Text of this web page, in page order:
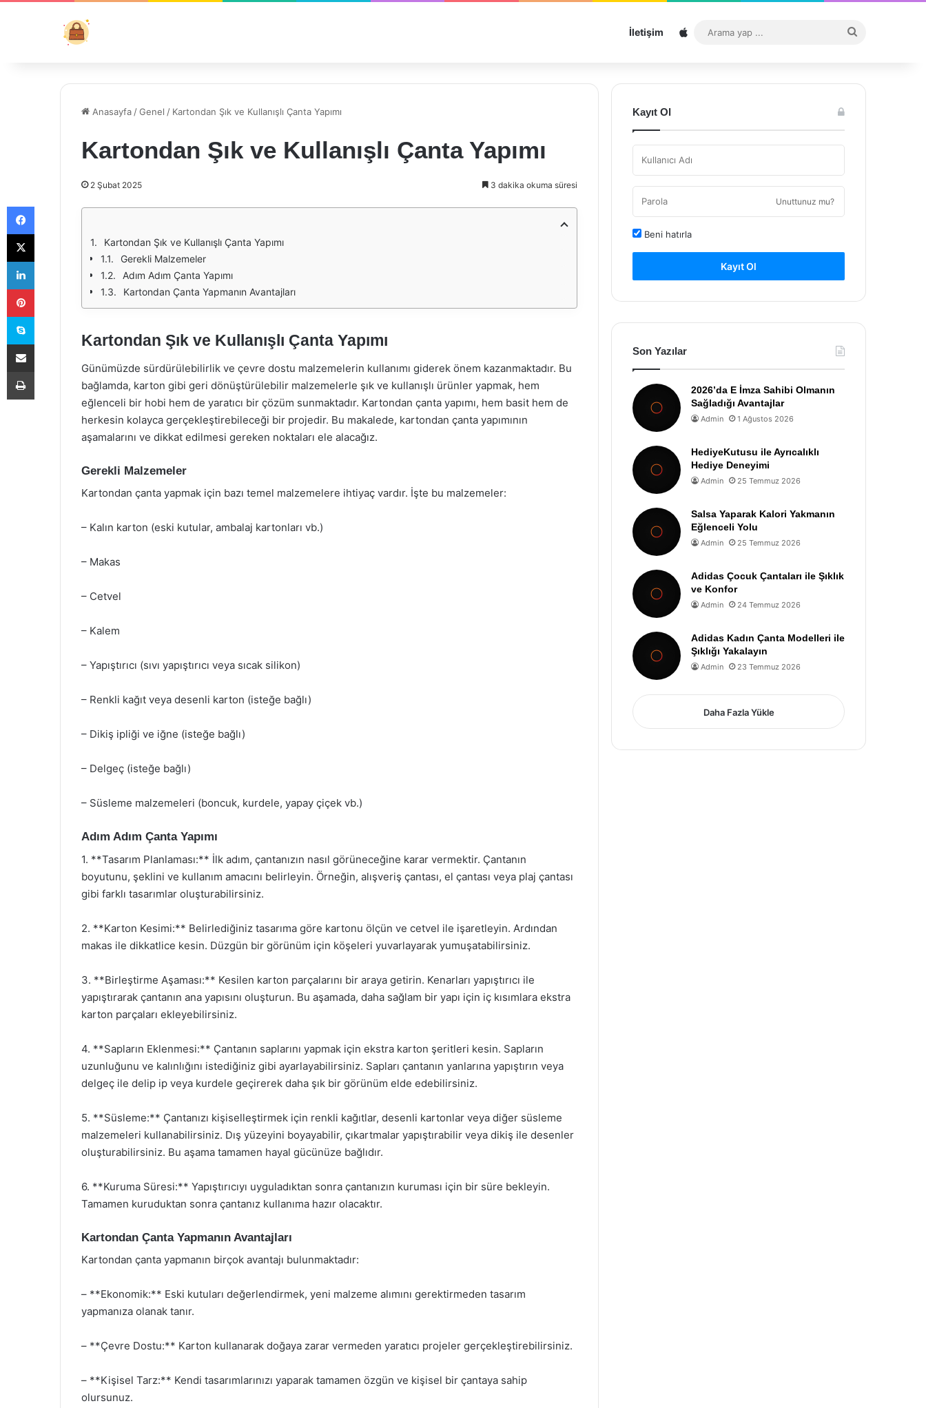
İletişim Sitemap
...
Anasayfa /Genel / Kartondan Şık ve Kullanışlı Çanta Yapımı
Kartondan Şık ve Kullanışlı Çanta Yapımı
2 Şubat 2025 3 dakika okuma süresi
Kartondan Şık ve Kullanışlı Çanta Yapımı
Gerekli Malzemeler
Adım Adım Çanta Yapımı
Kartondan Çanta Yapmanın Avantajları
Kartondan Şık ve Kullanışlı Çanta Yapımı
Günümüzde sürdürülebilirlik ve çevre dostu malzemelerin kullanımı giderek önem kazanmaktadır. Bu
bağlamda, karton gibi geri dönüştürülebilir malzemelerle şık ve kullanışlı ürünler yapmak, hem
eğlenceli bir hobi hem de yaratıcı bir çözüm sunmaktadır. Kartondan çanta yapımı, hem basit hem de
herkesin kolayca gerçekleştirebileceği bir projedir. Bu makalede, kartondan çanta yapımının
aşamalarını ve dikkat edilmesi gereken noktaları ele alacağız.
Gerekli Malzemeler
Kartondan çanta yapmak için bazı temel malzemelere ihtiyaç vardır. İşte bu malzemeler:
– Kalın karton (eski kutular, ambalaj kartonları vb.)
– Makas
– Cetvel
– Kalem
– Yapıştırıcı (sıvı yapıştırıcı veya sıcak silikon)
– Renkli kağıt veya desenli karton (isteğe bağlı)
– Dikiş ipliği ve iğne (isteğe bağlı)
– Delgeç (isteğe bağlı)
– Süsleme malzemeleri (boncuk, kurdele, yapay çiçek vb.)
Adım Adım Çanta Yapımı
1. **Tasarım Planlaması:** İlk adım, çantanızın nasıl görüneceğine karar vermektir. Çantanın
boyutunu, şeklini ve kullanım amacını belirleyin. Örneğin, alışveriş çantası, el çantası veya plaj çantası
gibi farklı tasarımlar oluşturabilirsiniz.
2. **Karton Kesimi:** Belirlediğiniz tasarıma göre kartonu ölçün ve cetvel ile işaretleyin. Ardından
makas ile dikkatlice kesin. Düzgün bir görünüm için köşeleri yuvarlayarak yumuşatabilirsiniz.
3. **Birleştirme Aşaması:** Kesilen karton parçalarını bir araya getirin. Kenarları yapıştırıcı ile
yapıştırarak çantanın ana yapısını oluşturun. Bu aşamada, daha sağlam bir yapı için iç kısımlara ekstra
karton parçaları ekleyebilirsiniz.
4. **Sapların Eklenmesi:** Çantanın saplarını yapmak için ekstra karton şeritleri kesin. Sapların
uzunluğunu ve kalınlığını istediğiniz gibi ayarlayabilirsiniz. Sapları çantanın yanlarına yapıştırın veya
delgeç ile delip ip veya kurdele geçirerek daha şık bir görünüm elde edebilirsiniz.
5. **Süsleme:** Çantanızı kişiselleştirmek için renkli kağıtlar, desenli kartonlar veya diğer süsleme
malzemeleri kullanabilirsiniz. Dış yüzeyini boyayabilir, çıkartmalar yapıştırabilir veya dikiş ile desenler
oluşturabilirsiniz. Bu aşama tamamen hayal gücünüze bağlıdır.
6. **Kuruma Süresi:** Yapıştırıcıyı uyguladıktan sonra çantanızın kuruması için bir süre bekleyin.
Tamamen kuruduktan sonra çantanız kullanıma hazır olacaktır.
Kartondan Çanta Yapmanın Avantajları
Kartondan çanta yapmanın birçok avantajı bulunmaktadır:
– **Ekonomik:** Eski kutuları değerlendirmek, yeni malzeme alımını gerektirmeden tasarım
yapmanıza olanak tanır.
– **Çevre Dostu:** Karton kullanarak doğaya zarar vermeden yaratıcı projeler gerçekleştirebilirsiniz.
– **Kişisel Tarz:** Kendi tasarımlarınızı yaparak tamamen özgün ve kişisel bir çantaya sahip
olursunuz.
Kayıt Ol
Unuttunuz mu?
Beni hatırla
Kayıt Ol
Son Yazılar
2026’da E İmza Sahibi Olmanın
Sağladığı Avantajlar
Admin 1 Ağustos 2026
HediyeKutusu ile Ayrıcalıklı
Hediye Deneyimi
Admin 25 Temmuz 2026
Salsa Yaparak Kalori Yakmanın
Eğlenceli Yolu
Admin 25 Temmuz 2026
Adidas Çocuk Çantaları ile Şıklık
ve Konfor
Admin 24 Temmuz 2026
Adidas Kadın Çanta Modelleri ile
Şıklığı Yakalayın
Admin 23 Temmuz 2026
Daha Fazla Yükle
Facebook
X
LinkedIn
Pinterest
Skype
E-Posta ile paylaş